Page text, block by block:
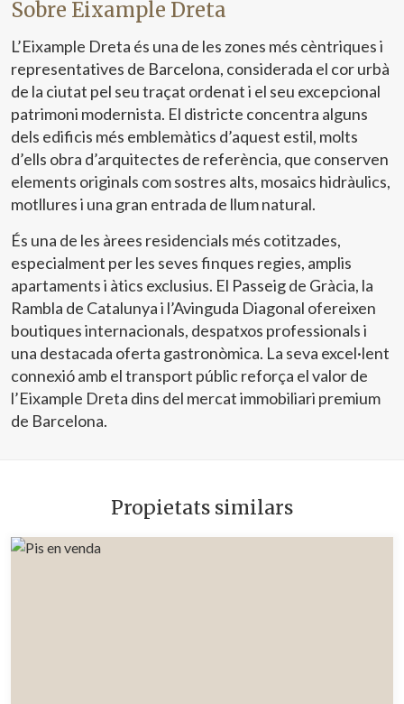
Sobre Eixample Dreta
L’Eixample Dreta és una de les zones més cèntriques i
representatives de Barcelona, considerada el cor urbà
de la ciutat pel seu traçat ordenat i el seu excepcional
patrimoni modernista. El districte concentra alguns
dels edificis més emblemàtics d’aquest estil, molts
d’ells obra d’arquitectes de referència, que conserven
elements originals com sostres alts, mosaics hidràulics,
motllures i una gran entrada de llum natural.
És una de les àrees residencials més cotitzades,
especialment per les seves finques regies, amplis
apartaments i àtics exclusius. El Passeig de Gràcia, la
Rambla de Catalunya i l’Avinguda Diagonal ofereixen
boutiques internacionals, despatxos professionals i
una destacada oferta gastronòmica. La seva excel·lent
connexió amb el transport públic reforça el valor de
l’Eixample Dreta dins del mercat immobiliari premium
de Barcelona.
Propietats similars